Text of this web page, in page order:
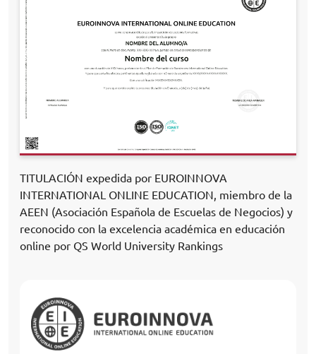
TITULACIÓN expedida por EUROINNOVA
INTERNATIONAL ONLINE EDUCATION, miembro de la
AEEN (Asociación Española de Escuelas de Negocios) y
reconocido con la excelencia académica en educación
online por QS World University Rankings